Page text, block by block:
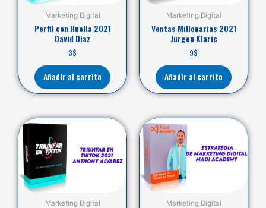
Marketing Digital
Perfil con Huella 2021
David Diaz
3$
Añadir al carrito
Marketing Digital
Ventas Millonarias 2021
Jurgen Klaric
9$
Añadir al carrito
Marketing Digital Marketing Digital